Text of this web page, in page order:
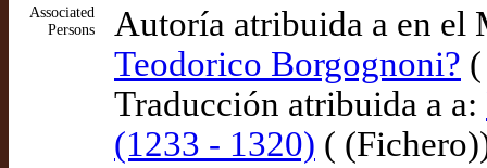
Associated
Persons
Autoría atribuida a en el
Teodorico Borgognoni?
Traducción atribuida a a:
(1233 - 1320) (